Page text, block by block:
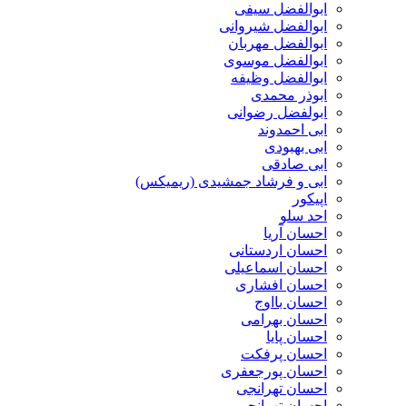
ابوالفضل سیفی
ابوالفضل شیروانی
ابوالفضل مهربان
ابوالفضل موسوی
ابوالفضل وظیفه
ابوذر محمدی
ابولفضل رضوانی
ابی احمدوند
ابی بهبودی
ابی صادقی
ابی و فرشاد جمشیدی (ریمیکس)
اپیکور
احد سلو
احسان آریا
احسان اردستانی
احسان اسماعیلی
احسان افشاری
احسان بااوج
احسان بهرامی
احسان پایا
احسان پرفکت
احسان پورجعفری
احسان تهرانجی